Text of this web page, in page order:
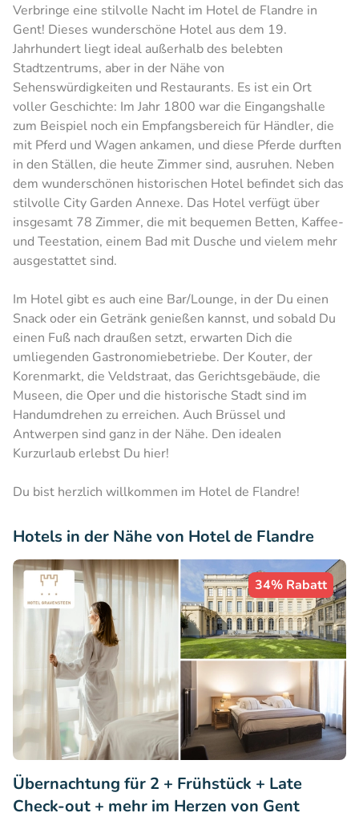
Verbringe eine stilvolle Nacht im Hotel de Flandre in
Gent! Dieses wunderschöne Hotel aus dem 19.
Jahrhundert liegt ideal außerhalb des belebten
Stadtzentrums, aber in der Nähe von
Sehenswürdigkeiten und Restaurants. Es ist ein Ort
voller Geschichte: Im Jahr 1800 war die Eingangshalle
zum Beispiel noch ein Empfangsbereich für Händler, die
mit Pferd und Wagen ankamen, und diese Pferde durften
in den Ställen, die heute Zimmer sind, ausruhen. Neben
dem wunderschönen historischen Hotel befindet sich das
stilvolle City Garden Annexe. Das Hotel verfügt über
insgesamt 78 Zimmer, die mit bequemen Betten, Kaffee-
und Teestation, einem Bad mit Dusche und vielem mehr
ausgestattet sind.
Im Hotel gibt es auch eine Bar/Lounge, in der Du einen
Snack oder ein Getränk genießen kannst, und sobald Du
einen Fuß nach draußen setzt, erwarten Dich die
umliegenden Gastronomiebetriebe. Der Kouter, der
Korenmarkt, die Veldstraat, das Gerichtsgebäude, die
Museen, die Oper und die historische Stadt sind im
Handumdrehen zu erreichen. Auch Brüssel und
Antwerpen sind ganz in der Nähe. Den idealen
Kurzurlaub erlebst Du hier!
Du bist herzlich willkommen im Hotel de Flandre!
Hotels in der Nähe von Hotel de Flandre
34% Rabatt
Übernachtung für 2 + Frühstück + Late
Check-out + mehr im Herzen von Gent